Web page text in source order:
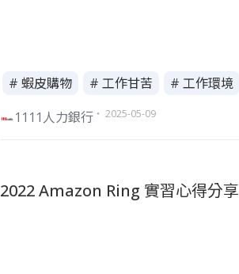
# 蝦皮購物 # 工作甘苦 # 工作環境
1111人力銀行 ・ 2025-05-09
2022 Amazon Ring 實習心得分享